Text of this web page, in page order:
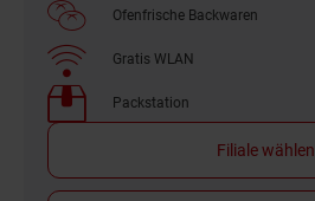
Ofenfrische Backwaren
Gratis WLAN
Packstation
Filiale wählen